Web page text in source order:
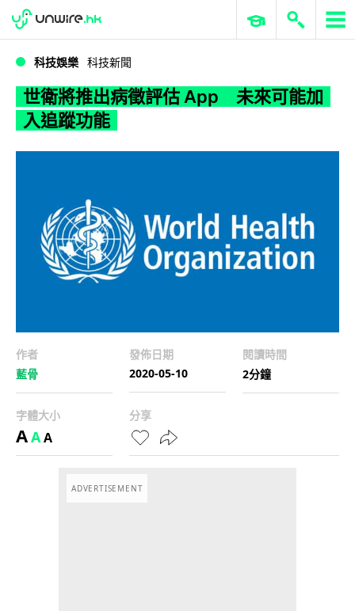
WWDC 2026 ERP 與商業 AI
科技娛樂 科技新聞
世衛將推出病徵評估 App 未來可能加
入追蹤功能
作者
藍骨
發佈日期
2020-05-10
閱讀時間
2分鐘
字體大小
AAA
分享
ADVERTISEMENT